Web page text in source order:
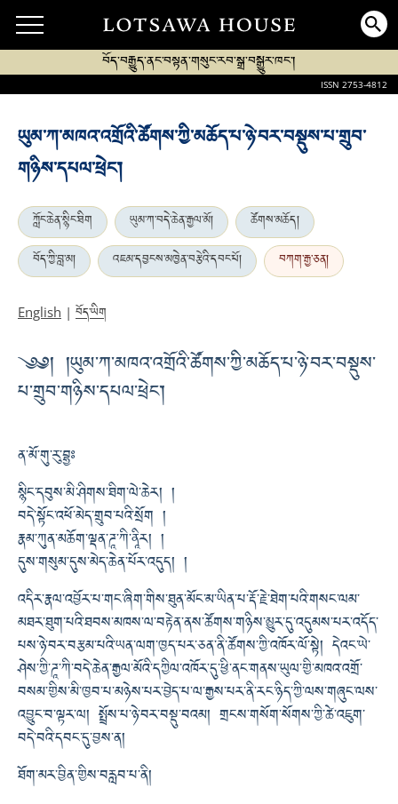
བོད་བརྒྱུད་ནང་བསྟན་གསུང་རབ་སྒྲ་བསྒྱུར་ཁང་།
ISSN 2753-4812
ཡུམ་ཀ་མཁའ་འགྲོའི་ཚོགས་ཀྱི་མཆོད་པ་ཉེ་བར་བསྡུས་པ་གྲུབ་
གཉིས་དཔལ་ཕྲེང་།
ཀློང་ཆེན་སྙིང་ཐིག ཡུམ་ཀ་བདེ་ཆེན་རྒྱལ་མོ།
ཚོགས་མཆོད།
བོད་ཀྱི་བླ་མ།
འཇམ་དབྱངས་མཁྱེན་བརྩེའི་དབང་པོ། བཀག་རྒྱ་ཅན།
English | བོད་ཡིག
༄༅། །ཡུམ་ཀ་མཁའ་འགྲོའི་ཚོགས་ཀྱི་མཆོད་པ་ཉེ་བར་བསྡུས་
པ་གྲུབ་གཉིས་དཔལ་ཕྲེང་།
ན་མོ་གུ་རུ་བྷྱཿ
སྙིང་དབུས་མི་ཤིགས་ཐིག་ལེ་ཆེར། །
བདེ་སྟོང་འཕོ་མེད་གྲུབ་པའི་སྲོག །
རྣམ་ཀུན་མཆོག་ལྡན་ཌཱ་ཀི་ནཱིར། །
དུས་གསུམ་དུས་མེད་ཆེན་པོར་འདུད། །
འདིར་རྣལ་འབྱོར་པ་གང་ཞིག་གིས་ཐུན་མོང་མ་ཡིན་པ་རྡོ་རྗེ་ཐེག་པའི་གསང་ལམ་
མཐར་ཐུག་པའི་ཐབས་མཁས་ལ་བརྟེན་ནས་ཚོགས་གཉིས་མྱུར་དུ་འདུམས་པར་འདོད་
པས་ཉེ་བར་བརྩམ་པའི་ཡན་ལག་ཁྱད་པར་ཅན་ནི་ཚོགས་ཀྱི་འཁོར་ལོ་སྟེ། དེའང་ཡེ་
ཤེས་ཀྱི་ཌཱ་ཀི་བདེ་ཆེན་རྒྱལ་མོའི་དཀྱིལ་འཁོར་དུ་ཕྱི་ནང་གནས་ཡུལ་གྱི་མཁའ་འགྲོ་
བསམ་གྱིས་མི་ཁྱབ་པ་མཉེས་པར་བྱེད་པ་ལ་རྒྱས་པར་ནི་རང་ཉིད་ཀྱི་ལས་གཞུང་ལས་
འབྱུང་བ་ལྟར་ལ། སྤྲོས་པ་ཉེ་བར་བསྡུ་བའམ། གྲངས་གསོག་སོགས་ཀྱི་ཚེ་འཇུག་
བདེ་བའི་དབང་དུ་བྱས་ན།
ཐོག་མར་བྱིན་གྱིས་བརླབ་པ་ནི།